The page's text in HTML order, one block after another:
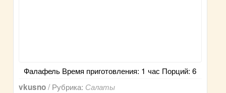
Фалафель Время приготовления: 1 час Порций: 6
vkusno/ Рубрика: Салаты